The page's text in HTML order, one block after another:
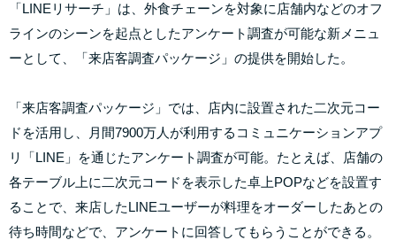
「LINEリサーチ」は、外食チェーンを対象に店舗内などのオフ
ラインのシーンを起点としたアンケート調査が可能な新メニュ
ーとして、「来店客調査パッケージ」の提供を開始した。
「来店客調査パッケージ」では、店内に設置された二次元コー
ドを活用し、月間7900万人が利用するコミュニケーションアプ
リ「LINE」を通じたアンケート調査が可能。たとえば、店舗の
各テーブル上に二次元コードを表示した卓上POPなどを設置す
ることで、来店したLINEユーザーが料理をオーダーしたあとの
待ち時間などで、アンケートに回答してもらうことができる。